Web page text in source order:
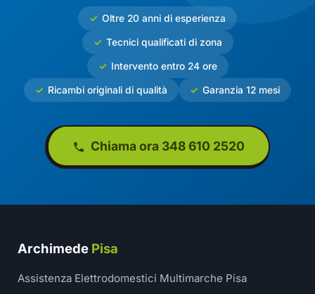
Oltre 20 anni di esperienza
Tecnici qualificati di zona
Intervento entro 24 ore
Ricambi originali di qualità Garanzia 12 mesi
Chiama ora 348 610 2520
Archimede Pisa
Assistenza Elettrodomestici Multimarche Pisa